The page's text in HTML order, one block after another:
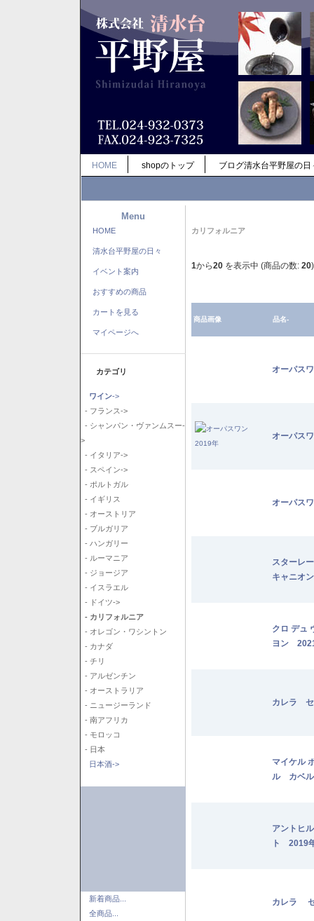
HOME shopのトップ ブログ清水台平野屋の日
Menu
HOME
清水台平野屋の日々
イベント案内
おすすめの商品
カートを見る
マイページへ
カテゴリ
ワイン->
- フランス->
- シャンパン・ヴァンムスー-
>
- イタリア->
- スペイン->
- ポルトガル
- イギリス
- オーストリア
- ブルガリア
- ハンガリー
- ルーマニア
- ジョージア
- イスラエル
- ドイツ->
- カリフォルニア
- オレゴン・ワシントン
- カナダ
- チリ
- アルゼンチン
- オーストラリア
- ニュージーランド
- 南アフリカ
- モロッコ
- 日本
日本酒->
新着商品...
全商品...
カリフォルニア
1から20 を表示中 (商品の数: 20)
商品画像 品名-
オーパス
オーパス
オーパス
スターレ
キャニオ
クロ デュ
ヨン
カレラ
マイケル
ル カベ
アントヒ
ト 2019
カレラ